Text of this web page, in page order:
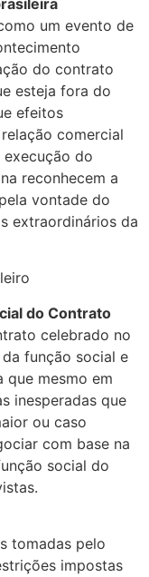
um evento de
do contrato
esteja fora do
efeitos
comercial
do
reconhecem a
vontade do
extraordinários da
do Contrato
celebrado no
função social e
mesmo em
inesperadas que
ou caso
com base na
social do
tomadas pelo
impostas